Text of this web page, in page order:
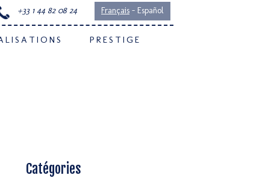
Français - Español
+33 1 44 82 08 24
PRESTIGE
Catégories